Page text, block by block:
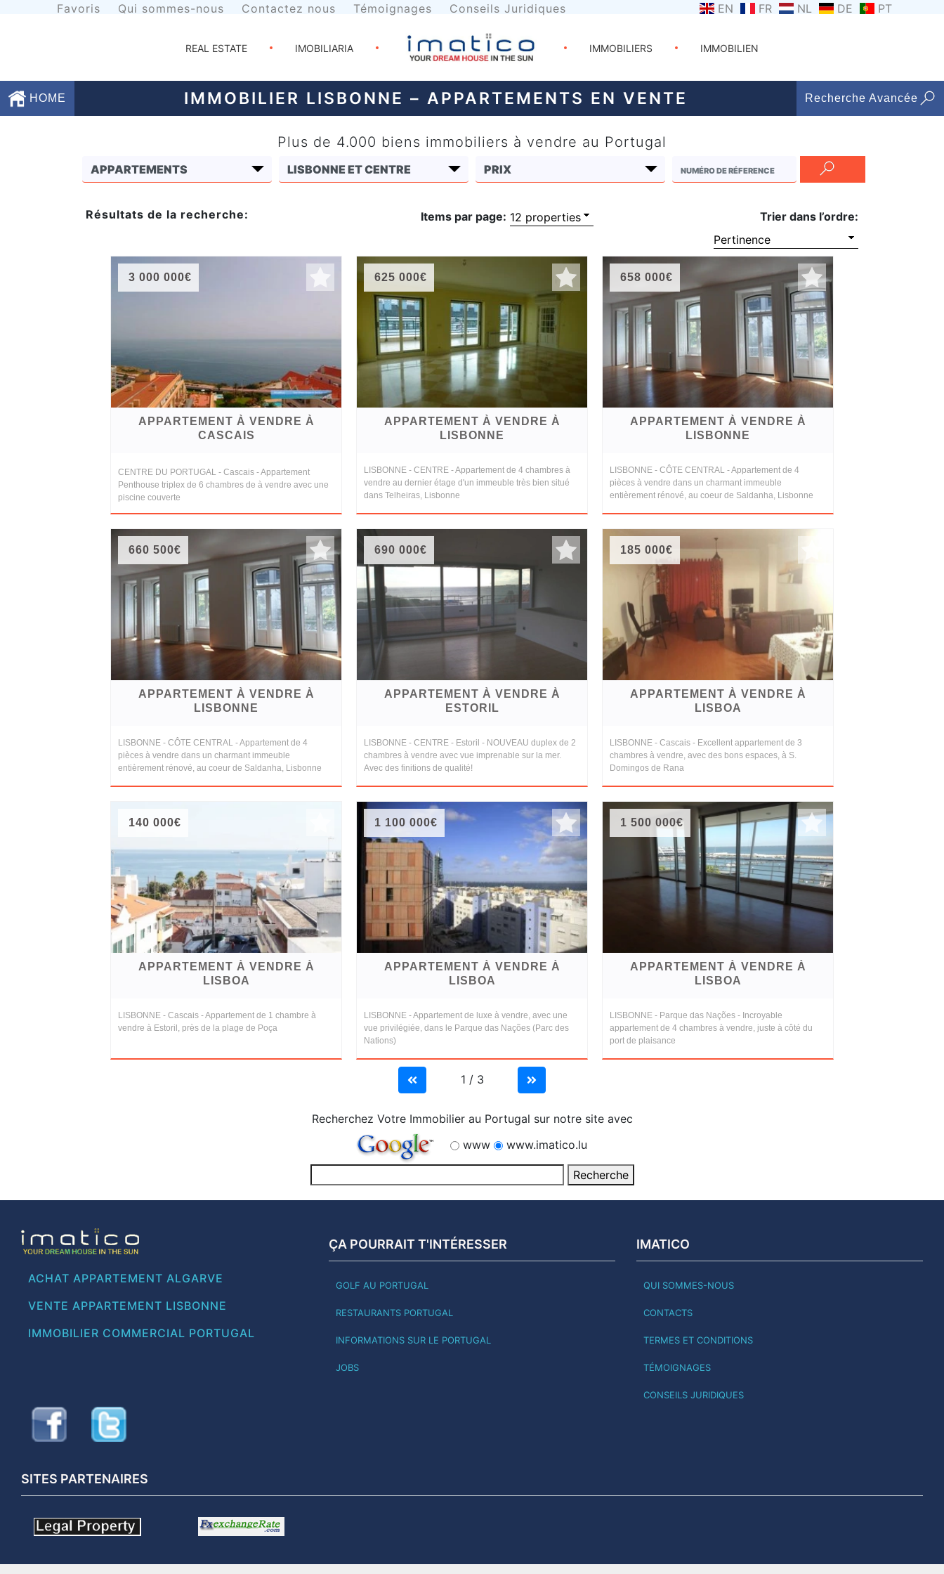
Favoris Qui sommes-nous Contactez nous Témoignages Conseils Juridiques EN FR NL DE PT
REAL ESTATE IMOBILIARIA IMMOBILIERS IMMOBILIEN
HOME IMMOBILIER LISBONNE – APPARTEMENTS EN VENTE Recherche Avancée
Plus de 4.000 biens immobiliers à vendre au Portugal
Résultats de la recherche: Items par page: Trier dans l’ordre:
3 000 000€
APPARTEMENT À VENDRE À
CASCAIS
CENTRE DU PORTUGAL - Cascais - Appartement
Penthouse triplex de 6 chambres de à vendre avec une
piscine couverte
625 000€
APPARTEMENT À VENDRE À
LISBONNE
LISBONNE - CENTRE - Appartement de 4 chambres à
vendre au dernier étage d'un immeuble très bien situé
dans Telheiras, Lisbonne
658 000€
APPARTEMENT À VENDRE À
LISBONNE
LISBONNE - CÔTE CENTRAL - Appartement de 4
pièces à vendre dans un charmant immeuble
entièrement rénové, au coeur de Saldanha, Lisbonne
660 500€
APPARTEMENT À VENDRE À
LISBONNE
LISBONNE - CÔTE CENTRAL - Appartement de 4
pièces à vendre dans un charmant immeuble
entièrement rénové, au coeur de Saldanha, Lisbonne
690 000€
APPARTEMENT À VENDRE À
ESTORIL
LISBONNE - CENTRE - Estoril - NOUVEAU duplex de 2
chambres à vendre avec vue imprenable sur la mer.
Avec des finitions de qualité!
185 000€
APPARTEMENT À VENDRE À
LISBOA
LISBONNE - Cascais - Excellent appartement de 3
chambres à vendre, avec des bons espaces, à S.
Domingos de Rana
140 000€
APPARTEMENT À VENDRE À
LISBOA
LISBONNE - Cascais - Appartement de 1 chambre à
vendre à Estoril, près de la plage de Poça
1 100 000€
APPARTEMENT À VENDRE À
LISBOA
LISBONNE - Appartement de luxe à vendre, avec une
vue privilégiée, dans le Parque das Nações (Parc des
Nations)
1 500 000€
APPARTEMENT À VENDRE À
LISBOA
LISBONNE - Parque das Nações - Incroyable
appartement de 4 chambres à vendre, juste à côté du
port de plaisance
1 / 3
Recherchez Votre Immobilier au Portugal sur notre site avec
www
www.imatico.lu
ACHAT APPARTEMENT ALGARVE
VENTE APPARTEMENT LISBONNE
IMMOBILIER COMMERCIAL PORTUGAL
ÇA POURRAIT T'INTÉRESSER
GOLF AU PORTUGAL
RESTAURANTS PORTUGAL
INFORMATIONS SUR LE PORTUGAL
JOBS
IMATICO
QUI SOMMES-NOUS
CONTACTS
TERMES ET CONDITIONS
TÉMOIGNAGES
CONSEILS JURIDIQUES
SITES PARTENAIRES